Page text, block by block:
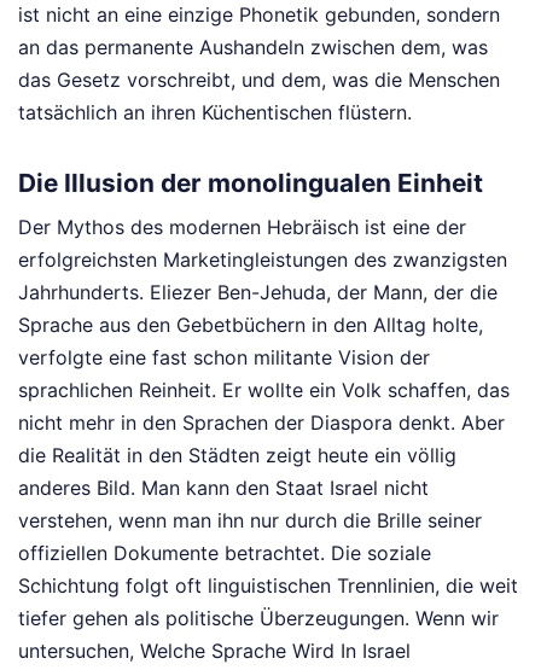
ist nicht an eine einzige Phonetik gebunden, sondern
an das permanente Aushandeln zwischen dem, was
das Gesetz vorschreibt, und dem, was die Menschen
tatsächlich an ihren Küchentischen flüstern.
Die Illusion der monolingualen Einheit
Der Mythos des modernen Hebräisch ist eine der
erfolgreichsten Marketingleistungen des zwanzigsten
Jahrhunderts. Eliezer Ben-Jehuda, der Mann, der die
Sprache aus den Gebetbüchern in den Alltag holte,
verfolgte eine fast schon militante Vision der
sprachlichen Reinheit. Er wollte ein Volk schaffen, das
nicht mehr in den Sprachen der Diaspora denkt. Aber
die Realität in den Städten zeigt heute ein völlig
anderes Bild. Man kann den Staat Israel nicht
verstehen, wenn man ihn nur durch die Brille seiner
offiziellen Dokumente betrachtet. Die soziale
Schichtung folgt oft linguistischen Trennlinien, die weit
tiefer gehen als politische Überzeugungen. Wenn wir
untersuchen, Welche Sprache Wird In Israel